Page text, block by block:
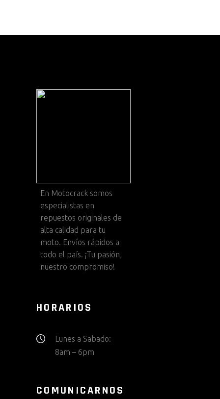
En Motocrack somos
especialistas en
repuestos originales de
alta calidad para tu
moto. Envíos rápidos a
todo el país. ¡Tu pasión,
nuestro compromiso!
HORARIOS
Lunes a Sabado:
8am – 6pm
COMUNICARNOS